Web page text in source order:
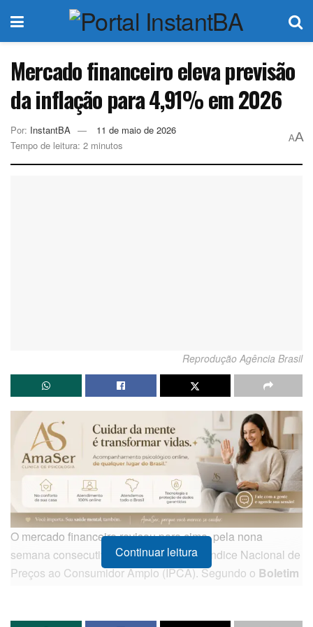
Mercado financeiro eleva previsão
da inflação para 4,91% em 2026
Por: InstantBA
11 de maio de 2026
Tempo de leitura: 2 minutos
AA
Reprodução Agência Brasil
O mercado financeiro revisou para cima, pela nona
semana consecutiva, a projeção para o Índice Nacional de
Preços ao Consumidor Amplo (IPCA). Segundo o Boletim
Continuar leitura